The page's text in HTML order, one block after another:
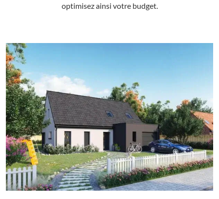
optimisez ainsi votre budget.